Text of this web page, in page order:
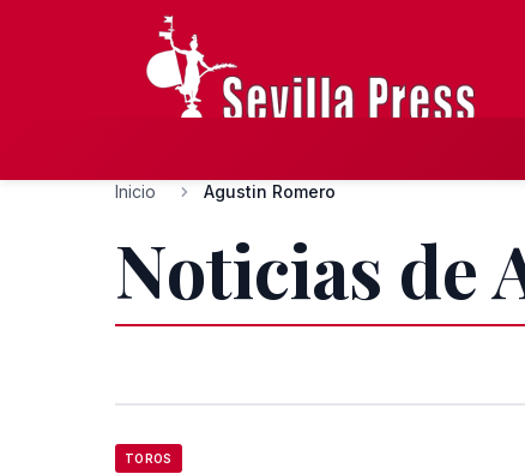
Inicio Agustin Romero
Noticias de
TOROS